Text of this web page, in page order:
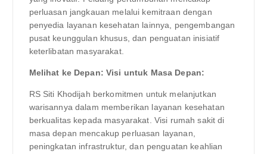
perluasan jangkauan melalui kemitraan dengan
penyedia layanan kesehatan lainnya, pengembangan
pusat keunggulan khusus, dan penguatan inisiatif
keterlibatan masyarakat.
Melihat ke Depan: Visi untuk Masa Depan:
RS Siti Khodijah berkomitmen untuk melanjutkan
warisannya dalam memberikan layanan kesehatan
berkualitas kepada masyarakat. Visi rumah sakit di
masa depan mencakup perluasan layanan,
peningkatan infrastruktur, dan penguatan keahlian